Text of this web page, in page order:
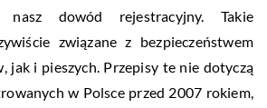
nasz dowód rejestracyjny. Takie
związane z bezpieczeństwem
jak i pieszych. Przepisy te nie dotyczą
w Polsce przed 2007 rokiem,